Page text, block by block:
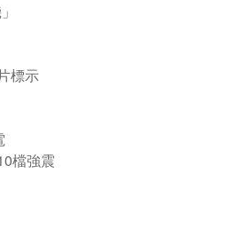
標示
檔強震